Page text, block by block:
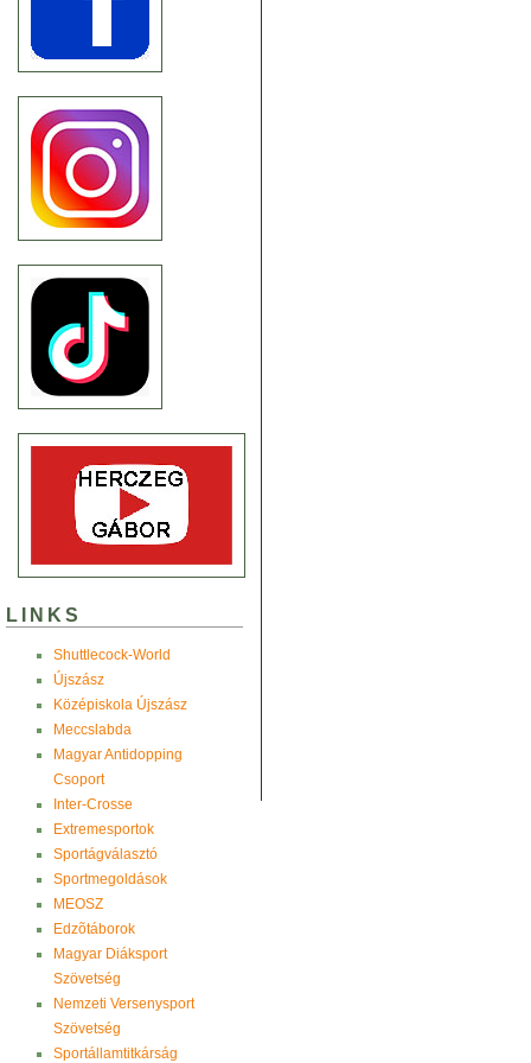
LINKS
Shuttlecock-World
Újszász
Középiskola Újszász
Meccslabda
Magyar Antidopping
Csoport
Inter-Crosse
Extremesportok
Sportágválasztó
Sportmegoldások
MEOSZ
Edzõtáborok
Magyar Diáksport
Szövetség
Nemzeti Versenysport
Szövetség
Sportállamtitkárság